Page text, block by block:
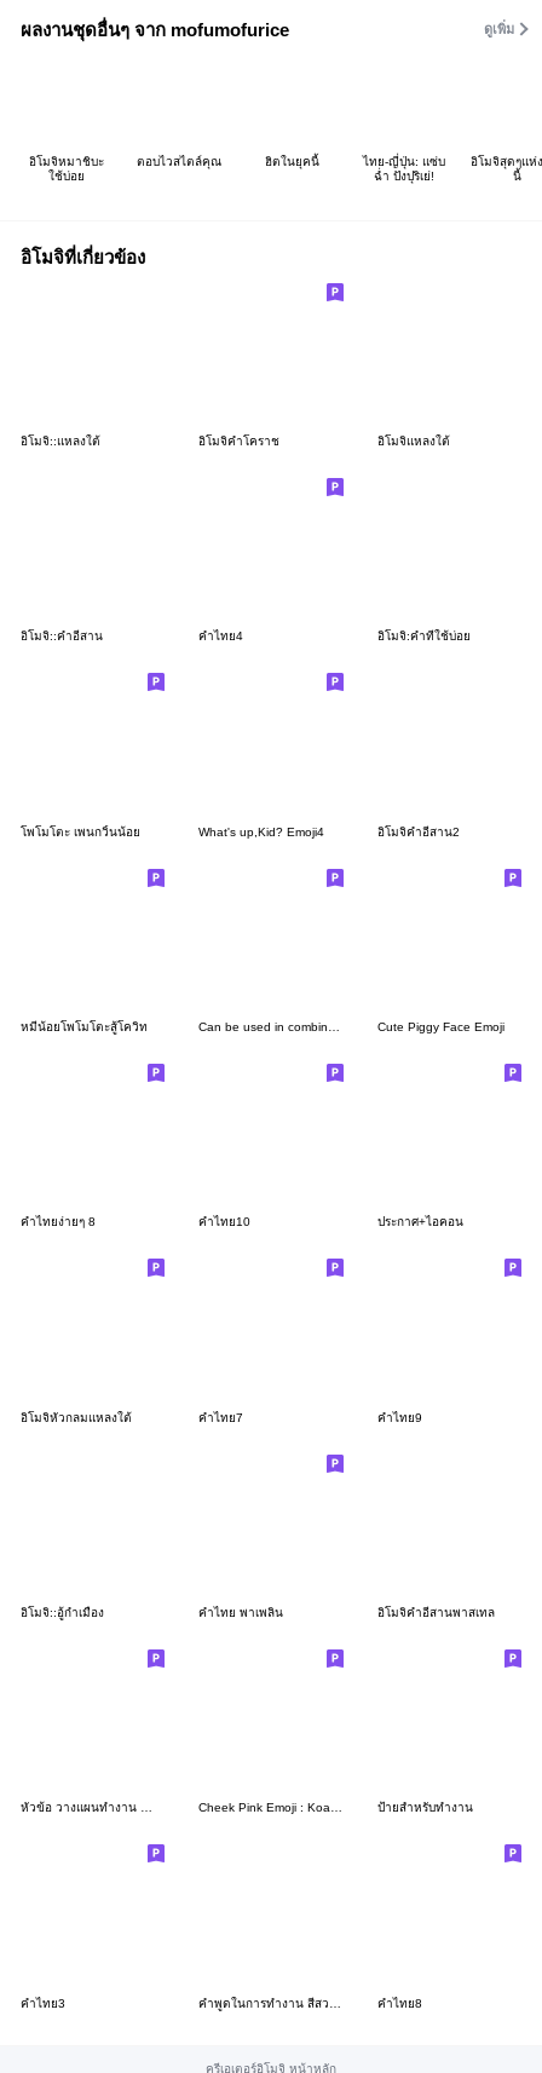
ผลงานชุดอื่นๆ จาก mofumofurice ดูเพิ่ม
อิโมจิหมาชิบะ
ใช้บ่อย
ตอบไวสไตล์คุณ ฮิตในยุคนี้
ไทย-ญี่ปุ่น: แซ่บ
ฉ่ำ ปังปุริเย่!
อิโมจิสุดๆแห่
นี้
อิโมจิที่เกี่ยวข้อง
อิโมจิ::แหลงใต้ อิโมจิคำโคราช อิโมจิแหลงใต้
อิโมจิ::คำอีสาน คำไทย4 อิโมจิ:คำที่ใช้บ่อย
โพโมโตะ เพนกวิ้นน้อย What's up,Kid? Emoji4 อิโมจิคำอีสาน2
หมีน้อยโพโมโตะสู้โควิท Cute Piggy Face Emoji
คำไทยง่ายๆ 8 คำไทย10 ประกาศ+ไอคอน
อิโมจิหัวกลมแหลงใต้ คำไทย7 คำไทย9
อิโมจิ::อู้กำเมือง คำไทย พาเพลิน อิโมจิคำอีสานพาสเทล
หัวข้อ วางแผนทำงาน สำคัญ ประจำวัน (ชุด2) Cheek Pink Emoji : Koamoji Version ป้ายสำหรับทำงาน
คำไทย3 คำไทย8
ครีเอเตอร์อิโมจิ หน้าหลัก